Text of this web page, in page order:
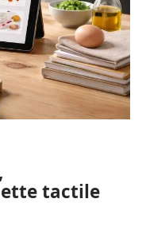
tactile